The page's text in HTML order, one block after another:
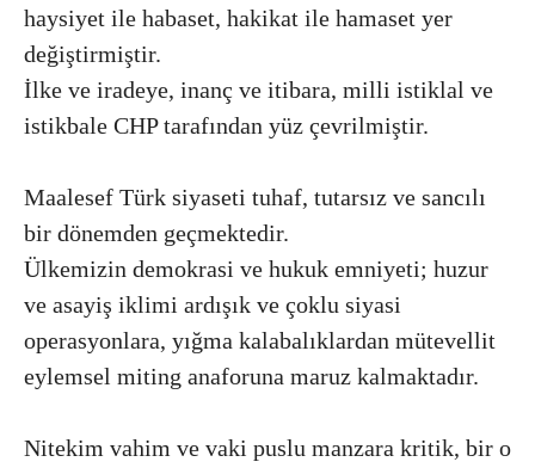
haysiyet ile habaset, hakikat ile hamaset yer
değiştirmiştir.
İlke ve iradeye, inanç ve itibara, milli istiklal ve
istikbale CHP tarafından yüz çevrilmiştir.
Maalesef Türk siyaseti tuhaf, tutarsız ve sancılı
bir dönemden geçmektedir.
Ülkemizin demokrasi ve hukuk emniyeti; huzur
ve asayiş iklimi ardışık ve çoklu siyasi
operasyonlara, yığma kalabalıklardan mütevellit
eylemsel miting anaforuna maruz kalmaktadır.
Nitekim vahim ve vaki puslu manzara kritik, bir o